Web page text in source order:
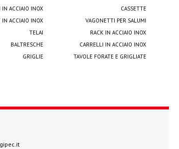
CASSETTE
VAGONETTI PER SALUMI
RACK IN ACCIAIO INOX
CARRELLI IN ACCIAIO INOX
TAVOLE FORATE E GRIGLIATE
IN ACCIAIO INOX
IN ACCIAIO INOX
TELAI
BALTRESCHE
GRIGLIE